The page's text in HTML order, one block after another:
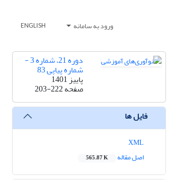
ورود به سامانه ENGLISH
دوره 21، شماره 3 -
شماره پیاپی 83
پاییز 1401
صفحه203-222
فایل ها
اصل مقاله
565.87 K